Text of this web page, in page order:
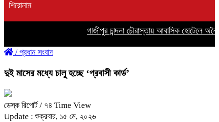
শিরোনাম
গাজীপুর চান্দনা চৌরাস্তায় আবাসিক হোটেলে
/ প্রধান সংবাদ
দুই মাসের মধ্যে চালু হচ্ছে ‘প্রবাসী কার্ড’
ডেস্ক রিপোর্ট/ ৭৪ Time View
Update : শুক্রবার, ১৫ মে, ২০২৬